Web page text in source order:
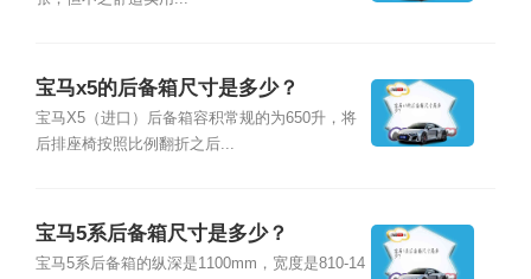
宝马x5的后备箱尺寸是多少？
宝马X5（进口）后备箱容积常规的为650升，将
后排座椅按照比例翻折之后...
宝马5系后备箱尺寸是多少？
宝马5系后备箱的纵深是1100mm，宽度是810-14